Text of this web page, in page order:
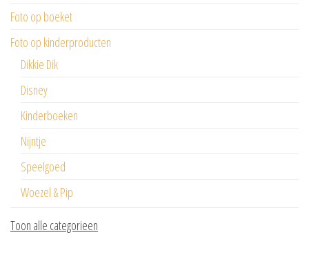
Foto op boeket
Foto op kinderproducten
Dikkie Dik
Disney
Kinderboeken
Nijntje
Speelgoed
Woezel & Pip
Toon alle categorieen